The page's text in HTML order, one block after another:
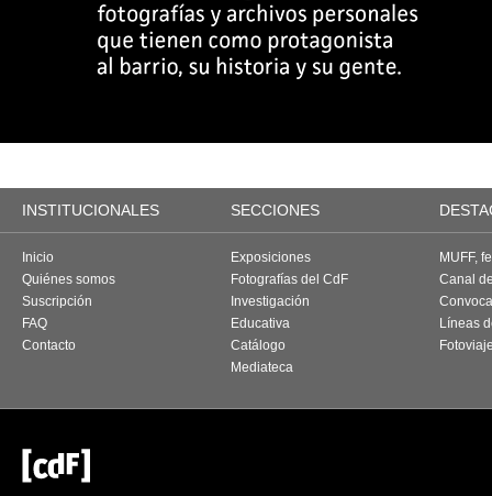
INSTITUCIONALES SECCIONES
Inicio
Quiénes somos
Suscripción
FAQ
Contacto
Exposiciones
Fotografías del CdF
Investigación
Educativa
Catálogo
Mediateca
MUFF,
Canal
Líneas